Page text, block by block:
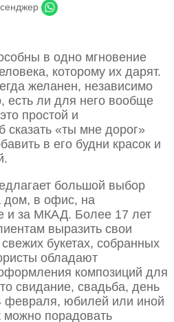
в одно мгновение
которому их дарят.
желанен, независимо
есть ли для него вообще
простой и
сказать «ты мне дорог»
в его будни красок и
большой выбор
дом, в офис, на
и за МКАД. Более 17 лет
выразить свои
букетах, собранных
обладают
композиций для
свидание, свадьба, день
февраля, юбилей или иной
порадовать